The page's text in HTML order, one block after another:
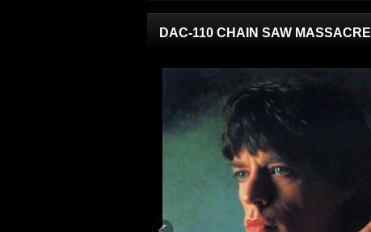
DAC-110 CHAIN SAW MASSACRE